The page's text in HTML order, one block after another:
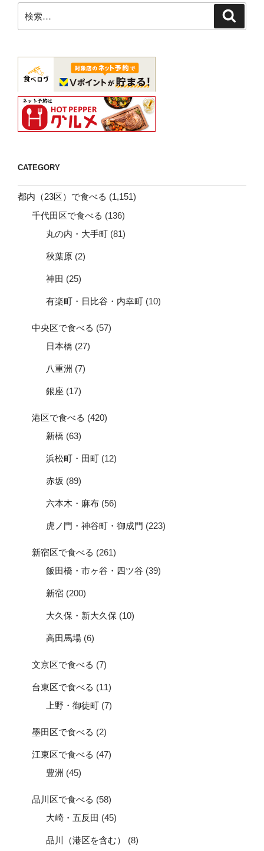
索:
CATEGORY
都内（23区）で食べる (1,151)
千代田区で食べる (136)
丸の内・大手町 (81)
秋葉原 (2)
神田 (25)
有楽町・日比谷・内幸町 (10)
中央区で食べる (57)
日本橋 (27)
八重洲 (7)
銀座 (17)
港区で食べる (420)
新橋 (63)
浜松町・田町 (12)
赤坂 (89)
六本木・麻布 (56)
虎ノ門・神谷町・御成門 (223)
新宿区で食べる (261)
飯田橋・市ヶ谷・四ツ谷 (39)
新宿 (200)
大久保・新大久保 (10)
高田馬場 (6)
文京区で食べる (7)
台東区で食べる (11)
上野・御徒町 (7)
墨田区で食べる (2)
江東区で食べる (47)
豊洲 (45)
品川区で食べる (58)
大崎・五反田 (45)
品川（港区を含む） (8)